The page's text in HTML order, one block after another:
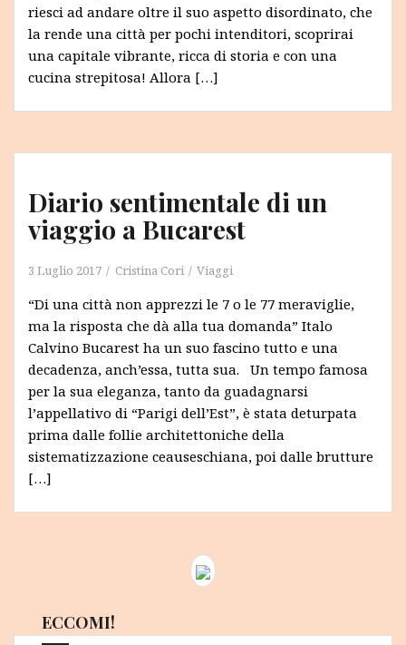
riesci ad andare oltre il suo aspetto disordinato, che
la rende una città per pochi intenditori, scoprirai
una capitale vibrante, ricca di storia e con una
cucina strepitosa! Allora […]
Diario sentimentale di un
viaggio a Bucarest
3 Luglio 2017 Cristina Cori Viaggi
“Di una città non apprezzi le 7 o le 77 meraviglie,
ma la risposta che dà alla tua domanda” Italo
Calvino Bucarest ha un suo fascino tutto e una
decadenza, anch’essa, tutta sua. Un tempo famosa
per la sua eleganza, tanto da guadagnarsi
l’appellativo di “Parigi dell’Est”, è stata deturpata
prima dalle follie architettoniche della
sistematizzazione ceauseschiana, poi dalle brutture
[…]
ECCOMI!